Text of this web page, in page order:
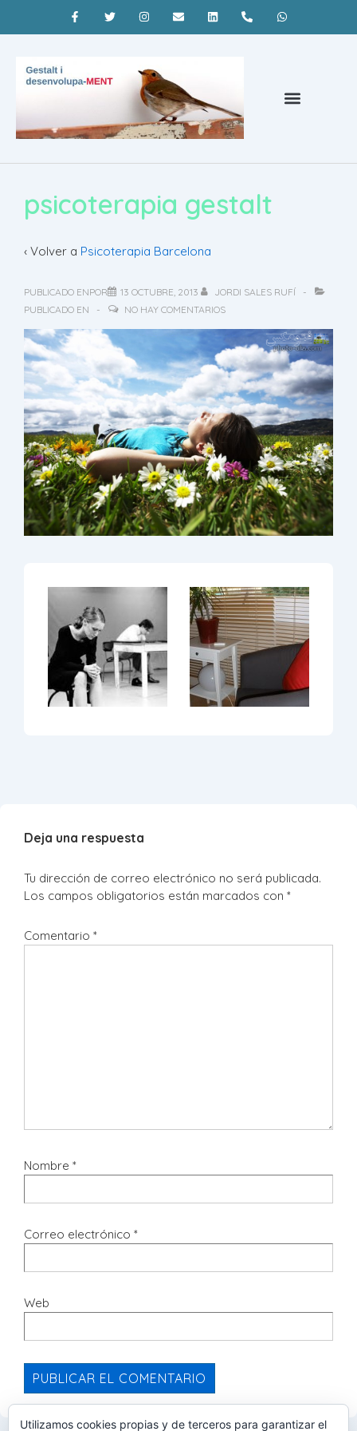
psicoterapia gestalt
‹ Volver a Psicoterapia Barcelona
PUBLICADO ENPOR 13 OCTUBRE, 2013
JORDI SALES RUFÍ
PUBLICADO EN
NO HAY COMENTARIOS
Deja una respuesta
Tu dirección de correo electrónico no será publicada.
Los campos obligatorios están marcados con *
Comentario *
Nombre *
Correo electrónico *
Web
Utilizamos cookies propias y de terceros para garantizar el